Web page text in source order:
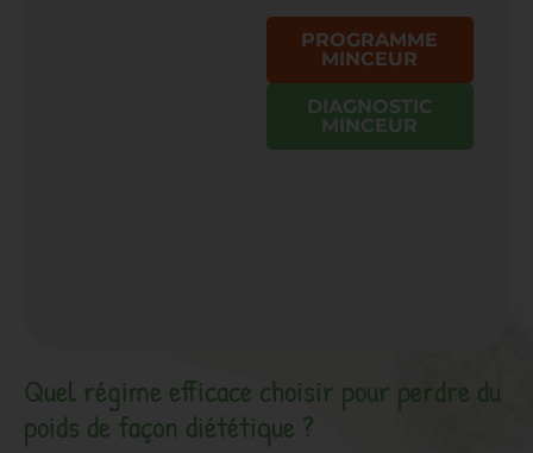
PROGRAMME
MINCEUR
DIAGNOSTIC
MINCEUR
Quel régime efficace choisir pour perdre du
poids de façon diététique ?